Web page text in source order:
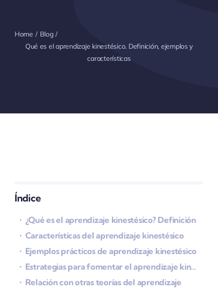
Home
Blog
Qué es el aprendizaje kinestésico. Definición, ejemplos y
características
Índice
¿Qué es el aprendizaje kinestésico? Definición
Características del aprendizaje kinestésico
Ejemplos prácticos de aprendizaje kinestésico
Estrategias para fomentar el aprendizaje kinestésico en el aula
Relación con otras teorías del aprendizaje